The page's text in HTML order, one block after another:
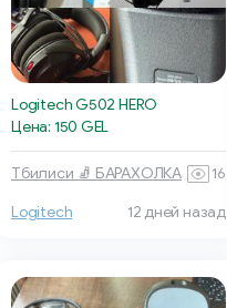
Logitech G502 HERO
Цена: 150 GEL
Тбилиси 🧦 БАРАХОЛКА 16
Logitech 12 дней назад